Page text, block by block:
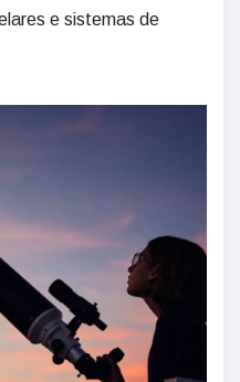
e sistemas de